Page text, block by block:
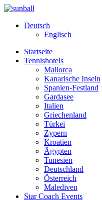
Deutsch
Englisch
Startseite
Tennishotels
Mallorca
Kanarische Inseln
Spanien-Festland
Gardasee
Italien
Griechenland
Türkei
Zypern
Kroatien
Ägypten
Tunesien
Deutschland
Österreich
Malediven
Star Coach Events